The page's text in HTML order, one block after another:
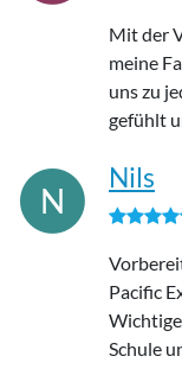
Mit der
meine
uns zu
gefühlt
N
Nils
Pacific
Schule